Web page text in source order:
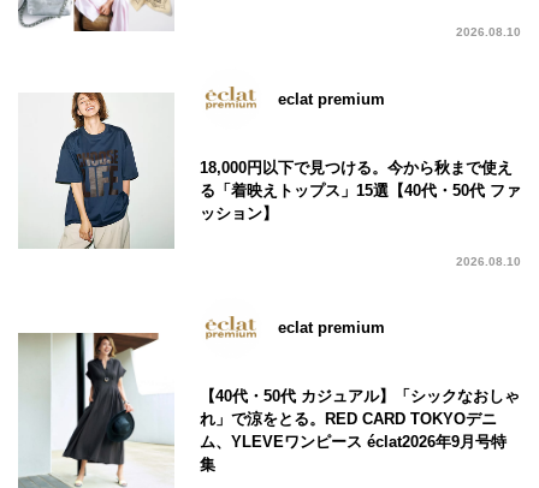
2026.08.10
eclat premium
18,000円以下で見つける。今から秋まで使え
る「着映えトップス」15選【40代・50代 ファ
ッション】
2026.08.10
eclat premium
【40代・50代 カジュアル】「シックなおしゃ
れ」で涼をとる。RED CARD TOKYOデニ
ム、YLEVEワンピース éclat2026年9月号特
集